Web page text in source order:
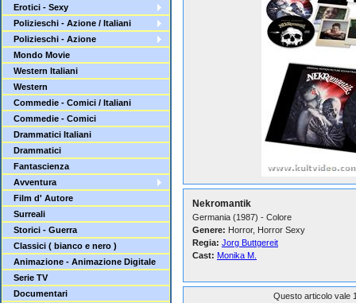
Erotici - Sexy
Polizieschi - Azione / Italiani
Polizieschi - Azione
Mondo Movie
Western Italiani
Western
Commedie - Comici / Italiani
Commedie - Comici
Drammatici Italiani
Drammatici
Fantascienza
Avventura
Film d' Autore
Surreali
Storici - Guerra
Classici ( bianco e nero )
Animazione - Animazione Digitale
Serie TV
Documentari
Nekromantik
Germania (1987) - Colore
Genere: Horror, Horror Sexy
Regia: Jorg Buttgereit
Cast: Monika M.
Questo articolo vale